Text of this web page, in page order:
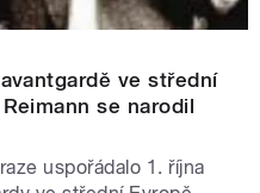
ve střední
se narodil
uspořádalo 1. října